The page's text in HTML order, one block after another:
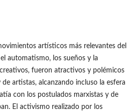
artísticos más relevantes del
automatismo, los sueños y la
fueron atractivos y polémicos
artistas, alcanzando incluso la esfera
con los postulados marxistas y de
El activismo realizado por los